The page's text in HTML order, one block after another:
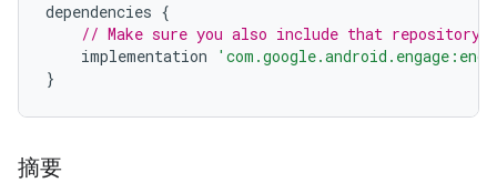
dependencies {
// Make sure you also include that
implementation
}
摘要